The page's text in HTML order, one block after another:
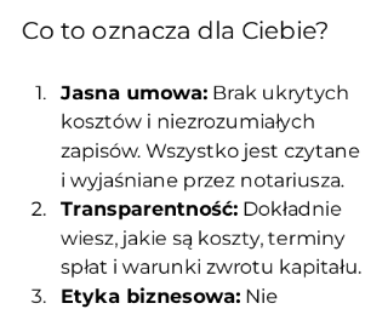
Co to oznacza dla Ciebie?
Jasna umowa: Brak ukrytych
kosztów i niezrozumiałych
zapisów. Wszystko jest czytane
i wyjaśniane przez notariusza.
Transparentność: Dokładnie
wiesz, jakie są koszty, terminy
spłat i warunki zwrotu kapitału.
Etyka biznesowa: Nie